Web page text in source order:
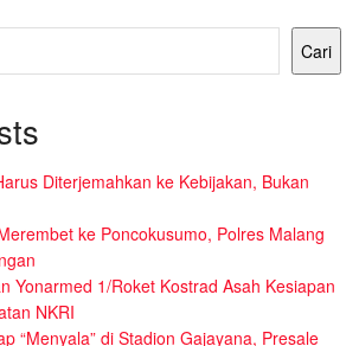
Cari
Diterjemahkan ke Kebijakan, Bukan
ke Poncokusumo, Polres Malang
Yonarmed 1/Roket Kostrad Asah Kesiapan
NKRI
“Menyala” di Stadion Gajayana, Presale